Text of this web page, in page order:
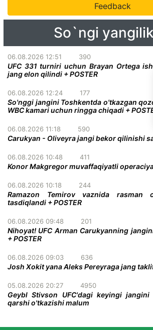
Feedback
So`ngi
06.08.2026 12:51 390
UFC 331 turniri uchun Brayan Ortega
jang elon qilindi + POSTER
06.08.2026 12:24 177
So'nggi jangini Toshkentda o'tkazgan
WBC kamari uchun ringga chiqadi +
06.08.2026 11:18 590
Carukyan - Oliveyra jangi bekor qilinishi
06.08.2026 10:48 411
Konor Makgregor muvaffaqiyatli
06.08.2026 10:18 244
Ramazon Temirov vaznida rasman
tasdiqlandi + POSTER
06.08.2026 09:48 201
Nihoyat! UFC Arman Carukyanning
+ POSTER
06.08.2026 09:03 636
Josh Xokit yana Aleks Pereyraga jang
05.08.2026 20:27 4950
Geybl Stivson UFC'dagi keyingi
qarshi o'tkazishi malum